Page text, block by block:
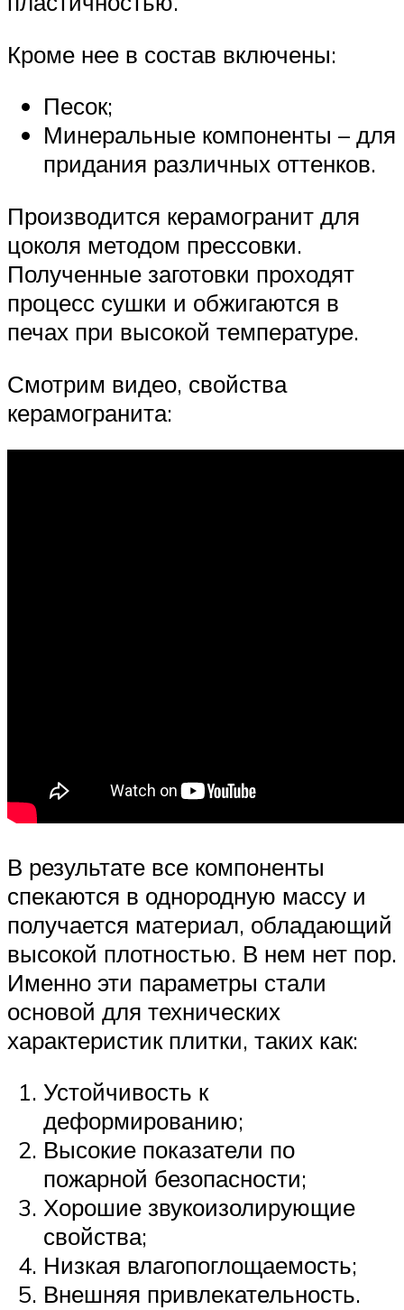
Кроме нее в состав включены:
Песок;
Минеральные компоненты – для
придания различных оттенков.
Производится керамогранит для
цоколя методом прессовки.
Полученные заготовки проходят
процесс сушки и обжигаются в
печах при высокой температуре.
Смотрим видео, свойства
керамогранита:
В результате все компоненты
спекаются в однородную массу и
получается материал, обладающий
высокой плотностью. В нем нет пор.
Именно эти параметры стали
основой для технических
характеристик плитки, таких как:
Устойчивость к
деформированию;
Высокие показатели по
пожарной безопасности;
Хорошие звукоизолирующие
свойства;
Низкая влагопоглощаемость;
Внешняя привлекательность.